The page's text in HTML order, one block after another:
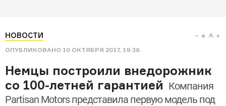
НОВОСТИ
ОПУБЛИКОВАНО 10 ОКТЯБРЯ 2017, 19:36
a A
Немцы построили внедорожник
со 100-летней гарантией Компания
Partisan Motors представила первую модель под